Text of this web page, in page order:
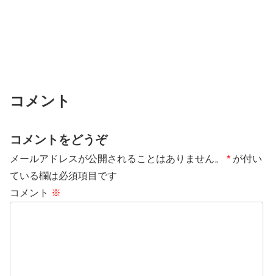
コメント
コメントをどうぞ
メールアドレスが公開されることはありません。 * が付い
ている欄は必須項目です
コメント ※